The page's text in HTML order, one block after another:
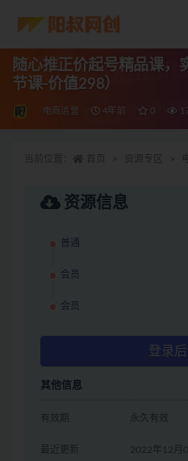
随心推正价起号精品课，
节课-价值298）
电商运营 4年前 0
资源信息
普通
会员
会员
登录
其他信息
有效期 永久有效
最近更新 2022年12月